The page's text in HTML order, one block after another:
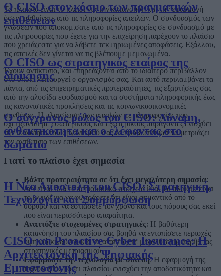
Ο CISO στον κόσμο των πραγματικών
επιθέσεων
Ο CISO ως στρατηγικός εταίρος της
διοίκησης
Ο σύγχρονος ρόλος του CISO: Δύναμη,
ανθεκτικότητα και ο ελέφαντας στο
δωμάτιο
Η Νέα Αποστολή του CISO: Στρατηγική,
Τεχνολογία και Συμμόρφωση
CISO και Proactive Cyber Insurance: Η
Αρχιτεκτονική της Ψηφιακής
Εμπιστοσύνης
Το πλαίσιο είναι το κλειδί για την κατανόηση και την εφαρμογή
όσων μαθαίνετε από τις πληροφορίες απειλών. Ο συνδυασμός των
γνώσεων που αποκομίσατε από τις πληροφορίες σε συνδυασμό με
τις πληροφορίες που έχετε για την επιχείρηση παρέχουν το πλαίσιο
που χρειάζεστε για να λάβετε τεκμηριωμένες αποφάσεις. Εξάλλου,
τις απειλές δεν γίνεται να τις βλέπουμε μεμονωμένα.
Έχουν αντίκτυπο, και επηρεάζονται από το ιδιαίτερο περιβάλλον
στο οποίο λειτουργεί ο οργανισμός σας. Και αυτό περιλαμβάνει τα
πάντα, από τις επιχειρηματικές προτεραιότητες, τις εξαρτήσεις σας
από την αλυσίδα εφοδιασμού και τα συστήματα πληροφορικής έως
τις κανονιστικές προκλήσεις και τις κοινωνικοοικονομικές
συνθήκες. Η πλαισίωση των απειλών με πληροφορίες που
σχετίζονται με εσωτερικούς και εξωτερικούς παράγοντες ενισχύει
την ικανότητα του οργανισμού σας να προβλέπει και να μετριάζει
τον αντίκτυπο των επιθέσεων.
Γιατί το πλαίσιο έχει σημασία
Βάλτε προτεραιότητα σε ότι έχει μεγαλύτερη σημασία:
Δεν είναι όλα τα περιουσιακά στοιχεία ίδια. Το πλαίσιο είναι
το κλειδί για να φιλτράρετε ότι είναι σημαντικό από το
θόρυβο και να εστιάσετε τον χρόνο και τους πόρους σας εκεί
που είναι περισσότερο απαραίτητα.
Αναπτύξτε στοχευμένες στρατηγικές: Η βαθύτερη
κατανόηση του πλαισίου σας βοηθά να εντοπίσετε περιοχές
υψηλού κινδύνου και να αναπτύξετε μεγαλύτερης ακρίβειας
στρατηγικές μετριασμού.
Εφαρμόστε την τεχνολογία με σύνεση: Η εφαρμογή της
τεχνολογίας βάσει πλαισίου ενισχύει την αποδοτικότητα και